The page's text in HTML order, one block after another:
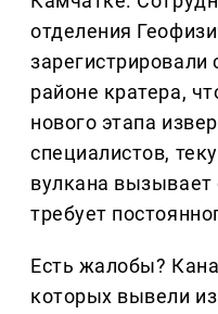
отделения
зарегистрировали
районе кратера,
нового этапа
специалистов,
вулкана вызывает
требует
Есть жалобы?
которых вывели